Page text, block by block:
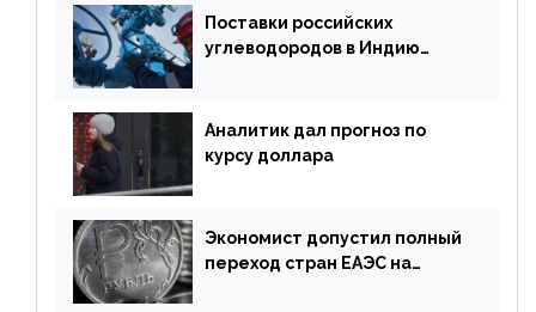
Поставки российских
углеводородов в Индию
Аналитик дал прогноз по
курсу доллара
Экономист допустил полный
переход стран ЕАЭС на